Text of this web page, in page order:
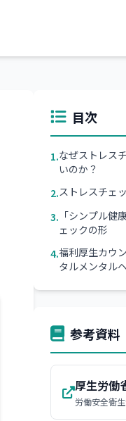
目次
1.なぜストレス
いのか？
2.ストレスチェ
3. 「シンプル健
ェックの形
4.福利厚生カウ
タルメンタル
参考資料
厚生労働
労働安全衛